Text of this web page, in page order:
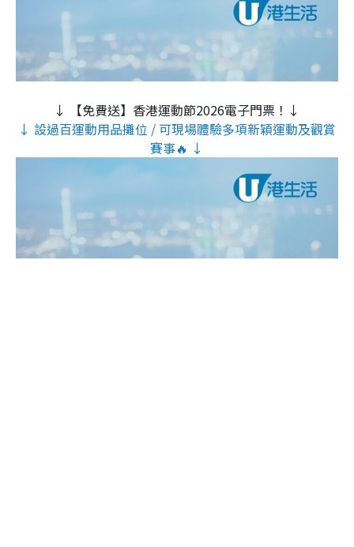
↓ 【免費送】香港運動節2026電子門票！↓
↓ 設過百運動用品攤位 / 可現場體驗多項新穎運動及觀賞
賽事🔥 ↓